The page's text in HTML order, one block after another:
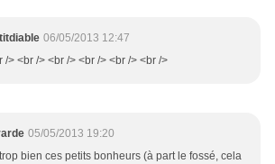
06/05/2013 12:47
/> <br /> <br /> <br /> <br /> <br />
05/05/2013 19:20
bien ces petits bonheurs (à part le fossé, cela